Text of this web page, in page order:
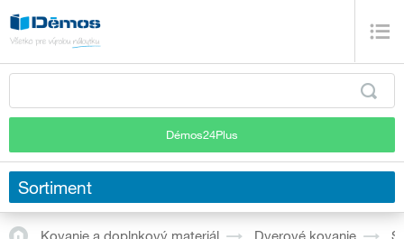
Démos24Plus
Sortiment
Kovanie a doplnkový materiál Dverové kovanie